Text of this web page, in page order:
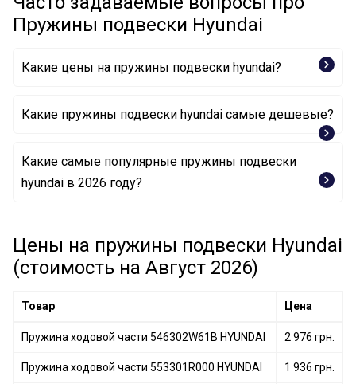
Пружины подвески Hyundai
Какие цены на пружины подвески hyundai?
Какие пружины подвески hyundai самые дешевые?
Пружина ходовой части 553303X350 HYUNDAI
Пружина ходовой части 553301R000 HYUNDAI
Какие самые популярные пружины подвески
hyundai в 2026 году?
Цены на пружины подвески Hyundai
(стоимость на Август 2026)
Товар Цена
Пружина ходовой части 546302W61B HYUNDAI 2 976 грн.
Пружина ходовой части 553301R000 HYUNDAI 1 936 грн.